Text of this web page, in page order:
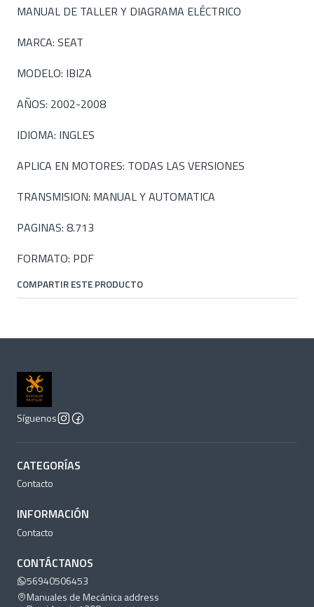
MANUAL DE TALLER Y DIAGRAMA ELÉCTRICO
MARCA: SEAT
MODELO: IBIZA
AÑOS: 2002-2008
IDIOMA: INGLES
APLICA EN MOTORES: TODAS LAS VERSIONES
TRANSMISION: MANUAL Y AUTOMATICA
PAGINAS: 8.713
FORMATO: PDF
COMPARTIR ESTE PRODUCTO
Síguenos
CATEGORÍAS
Contacto
INFORMACIÓN
Contacto
CONTÁCTANOS
56940506453
Manuales de Mecánica address